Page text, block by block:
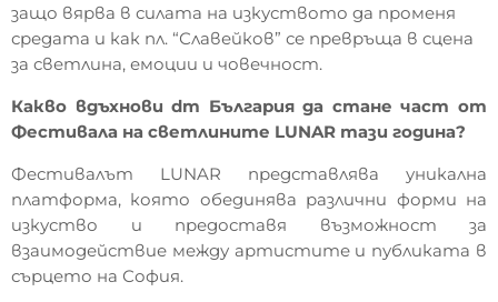
НОВИНИ LUNAR FESTIVAL OF LIGHTS
Тринадесет емблематични
столични сгради, паркове и
площади ще бъдат
преобразени по време LUNAR
защо вярва в силата на изкуството да променя
средата и как пл. “Славейков” се превръща в сцена
за светлина, емоции и човечност.
Какво вдъхнови dm България да стане част от
Фестивала на светлините LUNAR тази година?
Фестивалът LUNAR представлява уникална
платформа, която обединява различни форми на
изкуство и предоставя възможност за
взаимодействие между артистите и публиката в
сърцето на София.